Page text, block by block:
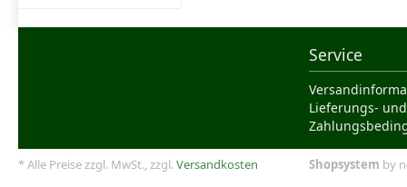
Service
Lieferungs- und
* Alle Preise zzgl. MwSt., zzgl.Versandkosten Shopsystem by